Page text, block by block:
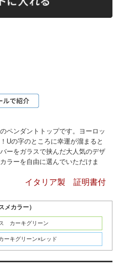
ペンダントトップです。ヨーロッ
Uの字のところに幸運が溜まると
ーをガラスで挟んだ大人気のデザ
ラーを自由に選んでいただけま
イタリア製 証明書付
メカラー）
カーキグリーン
ーキグリーン×レッド